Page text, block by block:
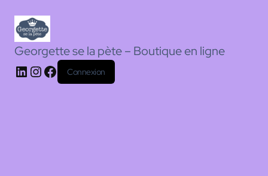
Georgette se la pète – Boutique en ligne
Connexion